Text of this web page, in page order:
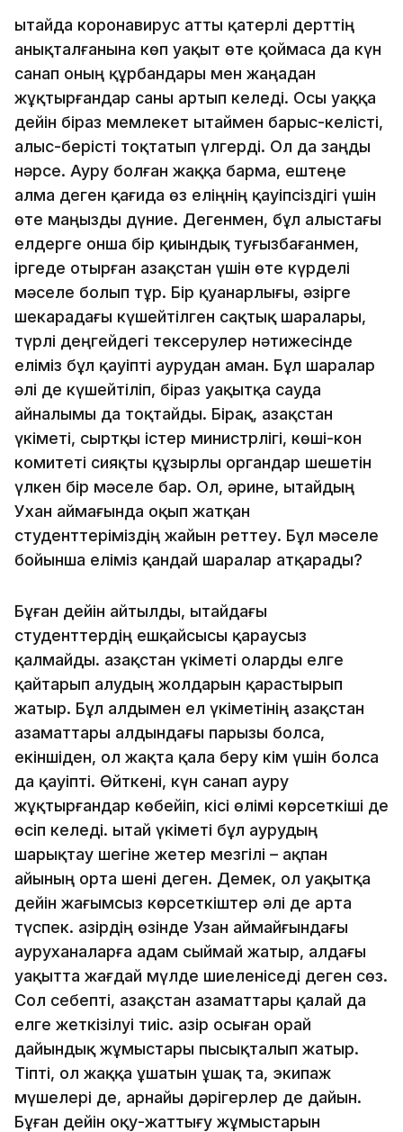
Қытайда коронавирус атты қатерлі дерттің
анықталғанына көп уақыт өте қоймаса да күн
санап оның құрбандары мен жаңадан
жұқтырғандар саны артып келеді. Осы уаққа
дейін біраз мемлекет Қытаймен барыс-келісті,
алыс-берісті тоқтатып үлгерді. Ол да заңды
нәрсе. Ауру болған жаққа барма, ештеңе
алма деген қағида өз еліңнің қауіпсіздігі үшін
өте маңызды дүние. Дегенмен, бұл алыстағы
елдерге онша бір қиындық туғызбағанмен,
іргеде отырған Қазақстан үшін өте күрделі
мәселе болып тұр. Бір қуанарлығы, әзірге
шекарадағы күшейтілген сақтық шаралары,
түрлі деңгейдегі тексерулер нәтижесінде
еліміз бұл қауіпті аурудан аман. Бұл шаралар
әлі де күшейтіліп, біраз уақытқа сауда
айналымы да тоқтайды. Бірақ, Қазақстан
үкіметі, сыртқы істер министрлігі, көші-кон
комитеті сияқты құзырлы органдар шешетін
үлкен бір мәселе бар. Ол, әрине, Қытайдың
Ухан аймағында оқып жатқан
студенттеріміздің жайын реттеу. Бұл мәселе
бойынша еліміз қандай шаралар атқарады?
Бұған дейін айтылды, Қытайдағы
студенттердің ешқайсысы қараусыз
қалмайды. Қазақстан үкіметі оларды елге
қайтарып алудың жолдарын қарастырып
жатыр. Бұл алдымен ел үкіметінің Қазақстан
азаматтары алдындағы парызы болса,
екіншіден, ол жақта қала беру кім үшін болса
да қауіпті. Өйткені, күн санап ауру
жұқтырғандар көбейіп, кісі өлімі көрсеткіші де
өсіп келеді. Қытай үкіметі бұл аурудың
шарықтау шегіне жетер мезгілі – ақпан
айының орта шені деген. Демек, ол уақытқа
дейін жағымсыз көрсеткіштер әлі де арта
түспек. Қазірдің өзінде Узан аймайғындағы
ауруханаларға адам сыймай жатыр, алдағы
уақытта жағдай мүлде шиеленіседі деген сөз.
Сол себепті, Қазақстан азаматтары қалай да
елге жеткізілуі тиіс. Қазір осыған орай
дайындық жұмыстары пысықталып жатыр.
Тіпті, ол жаққа ұшатын ұшақ та, экипаж
мүшелері де, арнайы дәрігерлер де дайын.
Бұған дейін оқу-жаттығу жұмыстарын